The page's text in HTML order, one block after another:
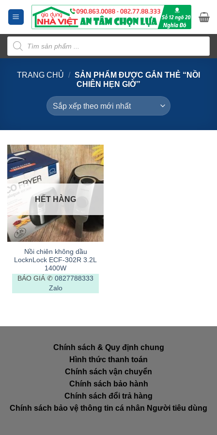
dung
Tìm
kiếm
sản
phẩm
TRANG CHỦ / SẢN PHẨM ĐƯỢC GẮN THẺ “NỒI
CHIÊN HẸN GIỜ”
HẾT HÀNG
Nồi chiên không dầu
LocknLock ECF-302R 3.2L
1400W
BÁO GIÁ ✆ 0827788333
Zalo
Chính sách & Quy định chung
Hình thức thanh toán
Chính sách vận chuyển
Chính sách bảo hành
Chính sách đổi trả hàng
Chính sách bảo vệ thông tin cá nhân Người tiêu dùng